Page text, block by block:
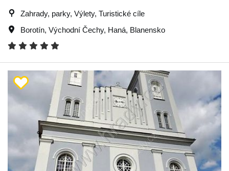
Zahrady, parky, Výlety, Turistické cíle
Borotín, Východní Čechy, Haná, Blanensko